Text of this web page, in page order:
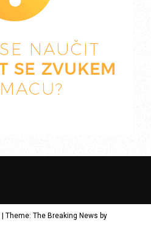
Theme: The Breaking News by